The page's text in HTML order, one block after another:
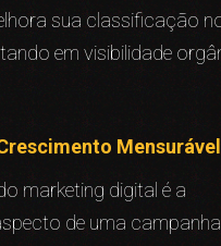
sua classificação
em visibilidade
Mensurável
marketing digital é a
de uma